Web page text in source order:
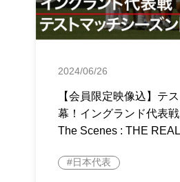
2024/06/26
【会員限定映像込】テ
幕！イングランド代表
The Scenes : THE
日本代表